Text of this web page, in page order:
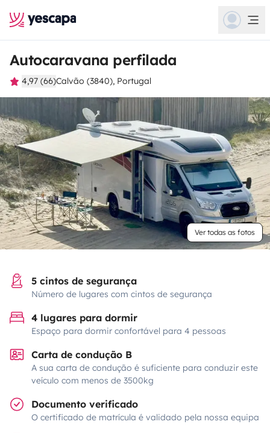
Autocaravana perfilada
4,97 (66)Calvão (3840), Portugal
Ver todas as fotos
5 cintos de segurança
Número de lugares com cintos de segurança
4 lugares para dormir
Espaço para dormir confortável para 4 pessoas
Carta de condução B
A sua carta de condução é suficiente para conduzir este
veículo com menos de 3500kg
Documento verificado
O certificado de matrícula é validado pela nossa equipa